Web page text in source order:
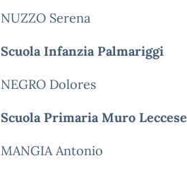
NUZZO Serena
Scuola Infanzia Palmariggi
NEGRO Dolores
Scuola Primaria Muro Leccese
MANGIA Antonio